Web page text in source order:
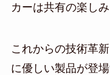
カーは共有の楽しみ
これからの技術革
に優しい製品が登